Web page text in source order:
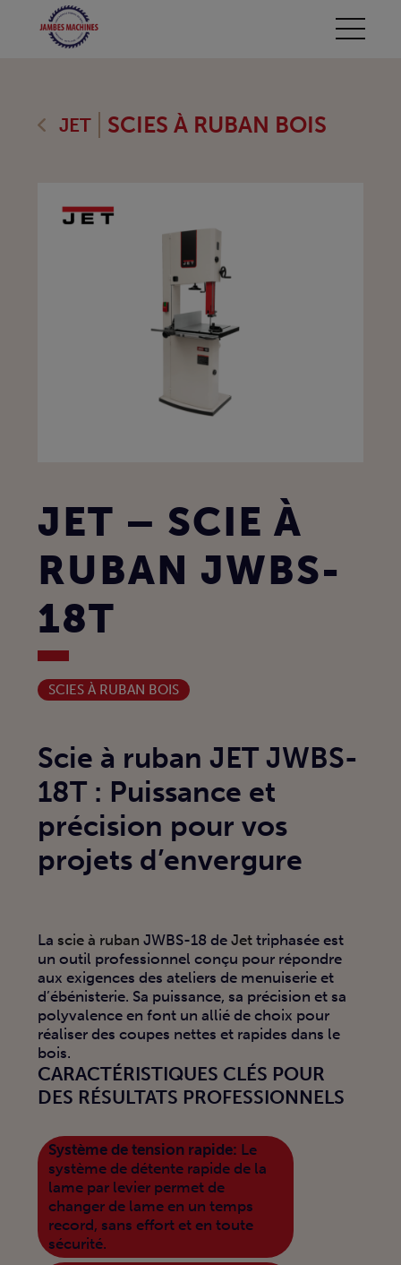
JET SCIES À RUBAN BOIS
JET – SCIE À
RUBAN JWBS-
18T
SCIES À RUBAN BOIS
Scie à ruban JET JWBS-
18T : Puissance et
précision pour vos
projets d’envergure
La scie à ruban JWBS-18 deJettriphasée est
un outil professionnel conçu pour répondre
aux exigences des ateliers de menuiserie et
d’ébénisterie. Sa puissance, sa précision et sa
polyvalence en font un allié de choix pour
réaliser des coupes nettes et rapides dans le
bois.
CARACTÉRISTIQUES CLÉS POUR
DES RÉSULTATS PROFESSIONNELS
Système de tension rapide: Le
système de détente rapide de la
lame par levier permet de
changer de lame en un temps
record, sans effort et en toute
sécurité.